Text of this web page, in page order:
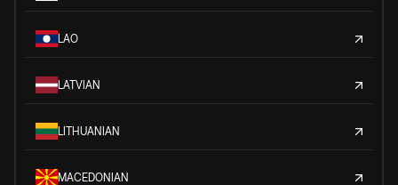
LAO
LATVIAN
LITHUANIAN
MACEDONIAN